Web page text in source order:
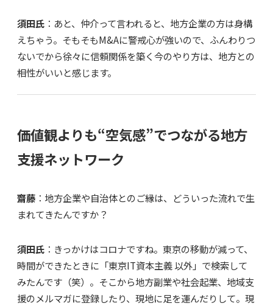
須田氏 ：あと、仲介って言われると、地方企業の方は身構
えちゃう。そもそもM&Aに警戒心が強いので、ふんわりつ
ないでから徐々に信頼関係を築く今のやり方は、地方との
相性がいいと感じます。
価値観よりも“空気感”でつながる地方
支援ネットワーク
齋藤 ：地方企業や自治体とのご縁は、どういった流れで生
まれてきたんですか？
須田氏 ：きっかけはコロナですね。東京の移動が減って、
時間ができたときに「東京IT資本主義 以外」で検索して
みたんです（笑）。そこから地方副業や社会起業、地域支
援のメルマガに登録したり、現地に足を運んだりして。現